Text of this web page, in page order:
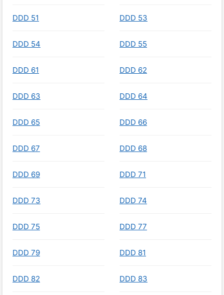
DDD 51 DDD 53
DDD 54 DDD 55
DDD 61 DDD 62
DDD 63 DDD 64
DDD 65 DDD 66
DDD 67 DDD 68
DDD 69 DDD 71
DDD 73 DDD 74
DDD 75 DDD 77
DDD 79 DDD 81
DDD 82 DDD 83